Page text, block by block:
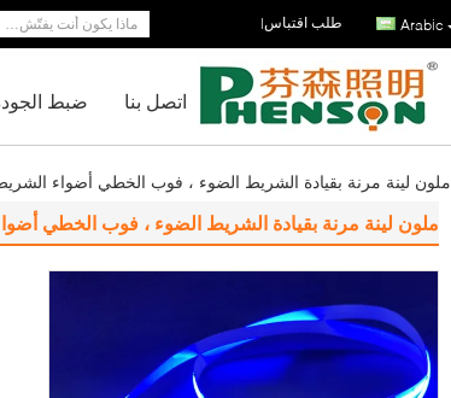
Arabic طلب اقتباس|
ضبط اتصل بنا
ملون لينة مرنة بقيادة الشريط الضوء ، فوب الخطي أضواء
ملون لينة مرنة بقيادة الشريط الضوء ، فوب الخطي